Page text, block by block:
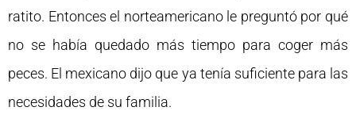
ratito. Entonces el norteamericano le preguntó por qué
no se había quedado más tiempo para coger más
peces. El mexicano dijo que ya tenía suficiente para las
necesidades de su familia.